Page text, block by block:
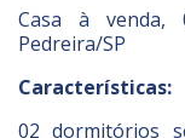
Casa à venda,
Pedreira/SP
Características:
02 dormitórios